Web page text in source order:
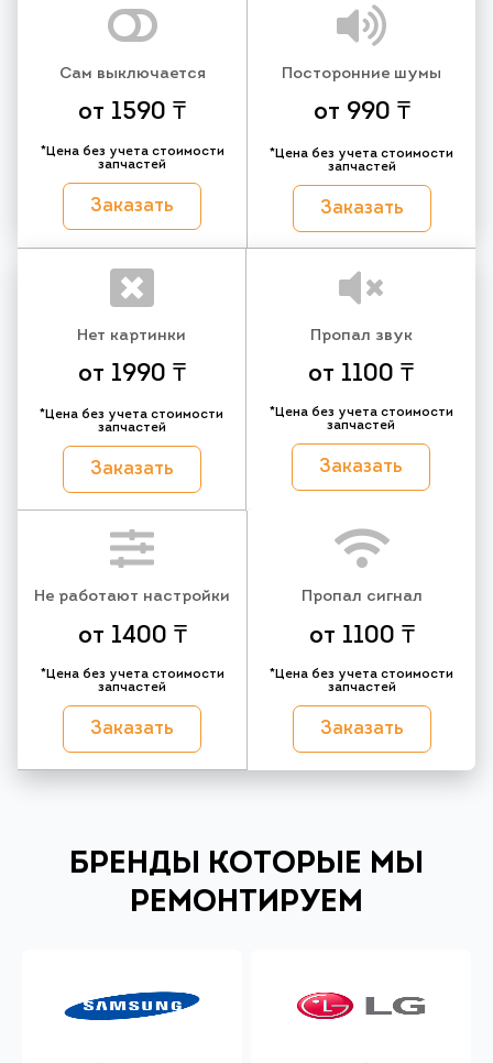
Сам выключается
от 1590 ₸
*Цена без учета стоимости
запчастей
Заказать
Посторонние шумы
от 990 ₸
*Цена без учета стоимости
запчастей
Заказать
Нет картинки
от 1990 ₸
*Цена без учета стоимости
запчастей
Заказать
Пропал звук
от 1100 ₸
*Цена без учета стоимости
запчастей
Заказать
Не работают настройки
от 1400 ₸
*Цена без учета стоимости
запчастей
Заказать
Пропал сигнал
от 1100 ₸
*Цена без учета стоимости
запчастей
Заказать
БРЕНДЫ КОТОРЫЕ МЫ
РЕМОНТИРУЕМ